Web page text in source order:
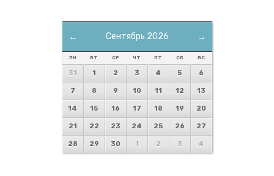
← →
Сентябрь 2026
ПН ВТ СР ЧТ ПТ СБ ВС
31 1 2 3 4 5 6
7 8 9 10 11 12 13
14 15 16 17 18 19 20
21 22 23 24 25 26 27
28 29 30 1 2 3 4